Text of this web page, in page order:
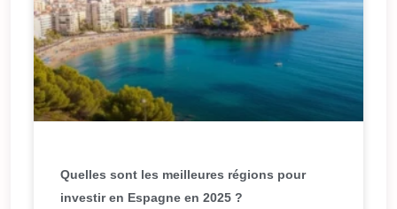
Quelles sont les meilleures régions pour
investir en Espagne en 2025 ?